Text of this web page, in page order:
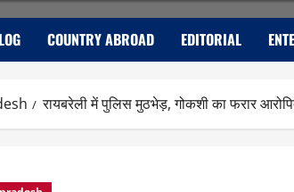
COUNTRY ABROAD EDITORIAL
रायबरेली में पुलिस मुठभेड़, गोकशी का फरार